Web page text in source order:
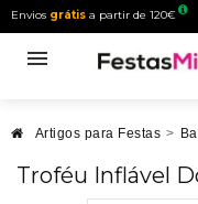
Envios grátis a partir de 120€
Artigos para Festas >
Troféu Inflável